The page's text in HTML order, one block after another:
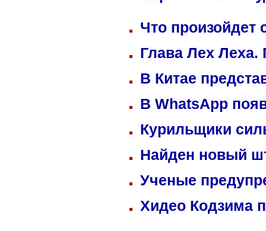
Что произойдет
Глава Лех
В Китае
В WhatsApp
Курильщики
Найден новый
Ученые
Хидео Кодзима